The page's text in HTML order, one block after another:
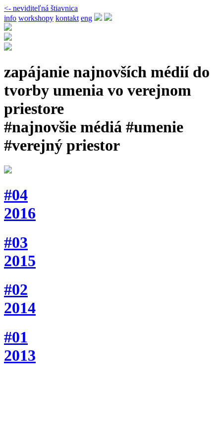
<- neviditeľná štiavnica
info workshopy kontakt eng
zapájanie najnovších médií do
tvorby umenia vo verejnom
priestore
#najnovšie médiá #umenie
#verejný priestor
#04
2016
#03
2015
#02
2014
#01
2013